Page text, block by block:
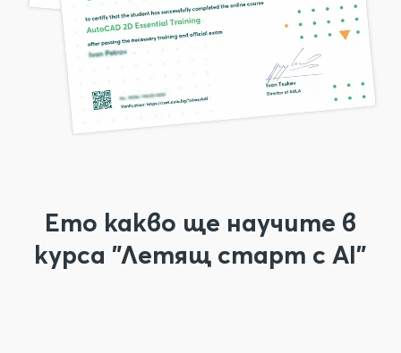
Ето какво ще научите в
курса "Летящ старт с AI"